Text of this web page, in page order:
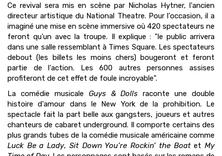
Ce revival sera mis en scène par Nicholas Hytner, l'ancien
directeur artistique du National Theatre. Pour l'occasion, il a
imaginé une mise en scène immersive où 420 spectateurs ne
feront qu'un avec la troupe. Il explique : "le public arrivera
dans une salle ressemblant à Times Square. Les spectateurs
debout (les billets les moins chers) bougeront et feront
partie de l'action. Les 600 autres personnes assises
profiteront de cet effet de foule incroyable".
La comédie musicale Guys & Dolls raconte une double
histoire d'amour dans le New York de la prohibition. Le
spectacle fait la part belle aux gangsters, joueurs et autres
chanteurs de cabaret underground. Il comporte certains des
plus grands tubes de la comédie musicale américaine comme
Luck Be a Lady, Sit Down You’re Rockin’ the BoatetMy